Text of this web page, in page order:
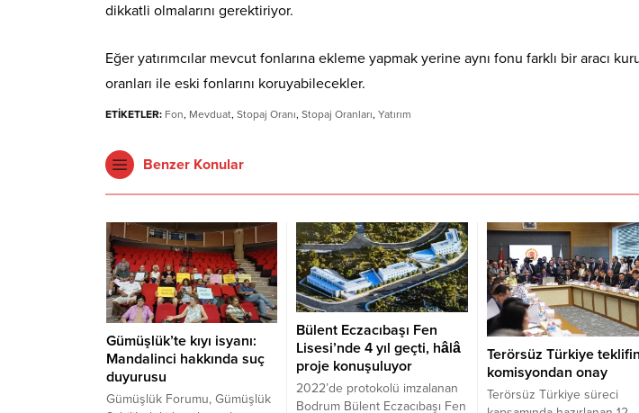
dikkatli olmalarını gerektiriyor.
Eğer yatırımcılar mevcut fonlarına ekleme yapmak yerine aynı fonu farklı bir aracı
oranları ile eski fonlarını koruyabilecekler.
ETİKETLER: Fon, Mevduat, Stopaj Oranı, Stopaj Oranları, Yatırım
Benzer Konular
Gümüşlük’te kıyı isyanı:
Mandalinci hakkında suç
duyurusu
Gümüşlük Forumu, Gümüşlük
Bülent Eczacıbaşı Fen
Lisesi’nde 4 yıl geçti, hâlâ
proje konuşuluyor
2022’de protokolü imzalanan
Bodrum Bülent Eczacıbaşı Fen
Terörsüz Türkiye
komisyondan onay
Terörsüz Türkiye süreci